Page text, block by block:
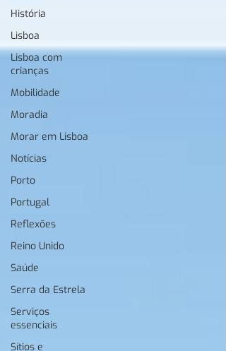
História
Lisboa
Lisboa com
crianças
Mobilidade
Moradia
Morar em Lisboa
Notícias
Porto
Portugal
Reflexões
Reino Unido
Saúde
Serra da Estrela
Serviços
essenciais
Sítios e